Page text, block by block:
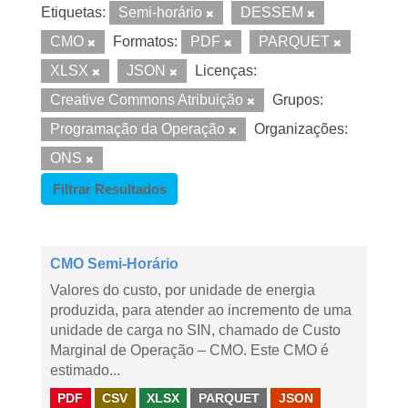
Etiquetas: Semi-horário
DESSEM
CMO
Formatos: PDF
PARQUET
XLSX
JSON
Licenças:
Creative Commons Atribuição
Grupos:
Programação da Operação
Organizações:
ONS
Filtrar Resultados
CMO Semi-Horário
Valores do custo, por unidade de energia
produzida, para atender ao incremento de uma
unidade de carga no SIN, chamado de Custo
Marginal de Operação – CMO. Este CMO é
estimado...
PDF CSV XLSX PARQUET JSON